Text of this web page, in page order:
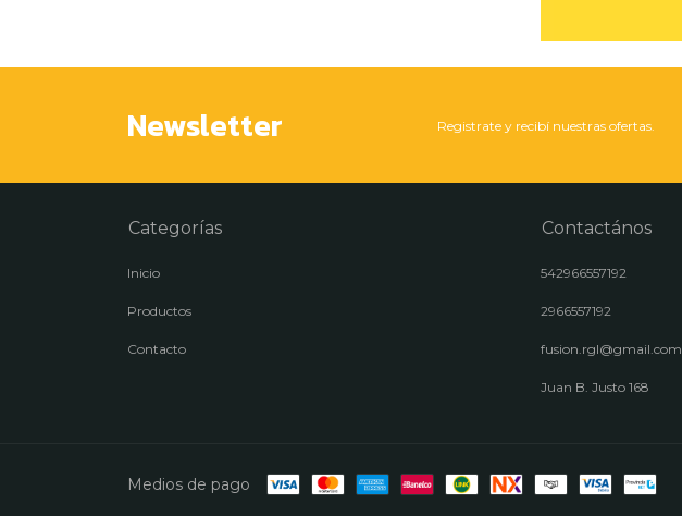
Newsletter Registrate y recibí nuestras ofertas.
Categorías
Inicio
Productos
Contacto
Contactános
542966557192
2966557192
fusion.rgl@gmail.com
Juan B. Justo 168
Medios de pago